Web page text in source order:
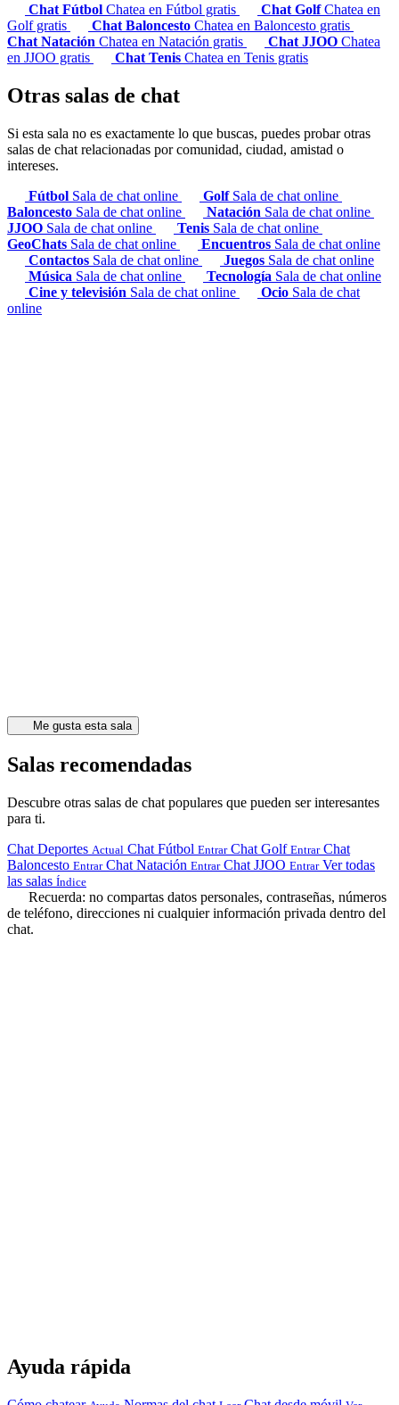
Chat Fútbol Chatea en Fútbol gratis Chat GolfChatea en
Golf gratis
Chat Baloncesto Chatea en Baloncesto gratis
Chat Natación Chatea en Natación gratis Chat JJOO Chatea
en JJOO gratis
Chat Tenis Chatea en Tenis gratis
Otras salas de chat
Si esta sala no es exactamente lo que buscas, puedes probar otras
salas de chat relacionadas por comunidad, ciudad, amistad o
intereses.
Fútbol Sala de chat online Golf Sala de chat online
Baloncesto Sala de chat online Natación Sala de chat online
JJOO Sala de chat online Tenis Sala de chat online
GeoChats Sala de chat online Encuentros Sala de chat online
Contactos Sala de chat online Juegos Sala de chat online
Música Sala de chat online Tecnología Sala de chat online
Cine y televisión Sala de chat online Ocio Sala de chat
online
Me gusta esta sala
Salas recomendadas
Descubre otras salas de chat populares que pueden ser interesantes
para ti.
Chat Deportes Actual Chat Fútbol Entrar Chat Golf Entrar Chat
Baloncesto Entrar Chat Natación Entrar Chat JJOO Entrar Ver todas
las salas Índice
Recuerda: no compartas datos personales, contraseñas, números
de teléfono, direcciones ni cualquier información privada dentro del
chat.
Ayuda rápida